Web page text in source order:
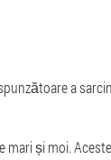
a
și moi.